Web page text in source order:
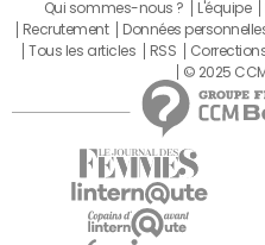
Qui sommes-nous ? L'équipe
Recrutement
Données
Tous les articles
RSS
© 2025